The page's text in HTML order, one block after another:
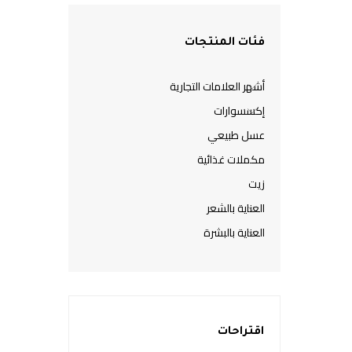
فئات المنتجات
أشهر العلامات التجارية
إكسسوارات
عسل طبيعي
مكملات غذائية
زيت
العناية بالشعر
العناية بالبشرة
اقتراحات